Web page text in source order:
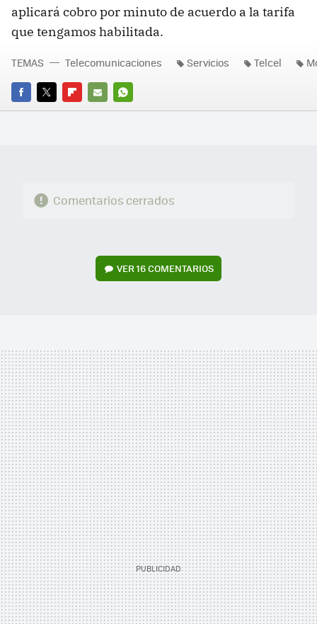
aplicará cobro por minuto de acuerdo a la tarifa
que tengamos habilitada.
FACEBOOK
TWITTERFLIPBOARD
E-
WHATSAPP
TEMAS Telecomunicaciones Servicios Telcel
Comentarios cerrados
VER16 COMENTARIOS